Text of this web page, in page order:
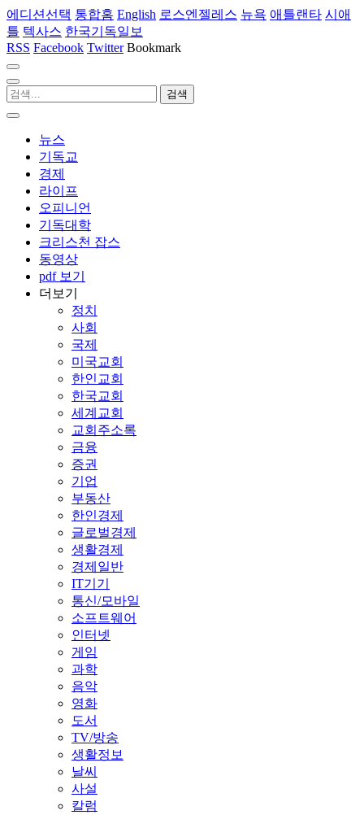
에디션선택 통합홈 English 로스엔젤레스 뉴욕 애틀랜타 시애
틀 텍사스 한국기독일보
RSS Facebook Twitter Bookmark
뉴스
기독교
경제
라이프
오피니언
기독대학
크리스천 잡스
동영상
pdf 보기
더보기
정치
사회
국제
미국교회
한인교회
한국교회
세계교회
교회주소록
금융
증권
기업
부동산
한인경제
글로벌경제
생활경제
경제일반
IT기기
통신/모바일
소프트웨어
인터넷
게임
과학
음악
영화
도서
TV/방송
생활정보
날씨
사설
칼럼